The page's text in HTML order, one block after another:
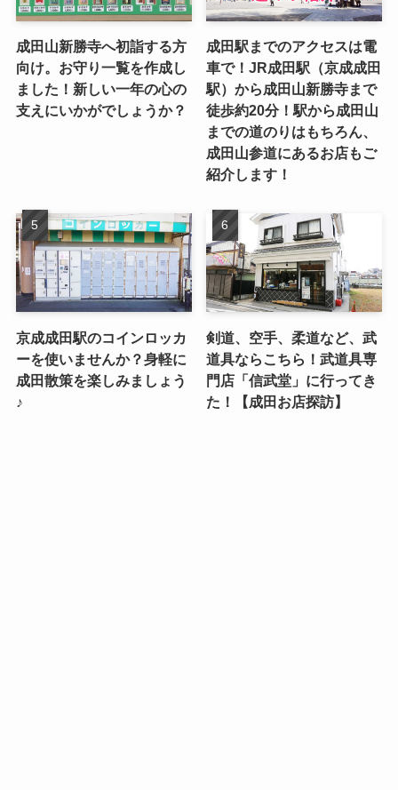
成田山新勝寺へ初詣する方
向け。お守り一覧を作成し
ました！新しい一年の心の
支えにいかがでしょうか？
成田駅までのアクセスは電
車で！JR成田駅（京成成田
駅）から成田山新勝寺まで
徒歩約20分！駅から成田山
までの道のりはもちろん、
成田山参道にあるお店もご
紹介します！
京成成田駅のコインロッカ
ーを使いませんか？身軽に
成田散策を楽しみましょう
♪
剣道、空手、柔道など、武
道具ならこちら！武道具専
門店「信武堂」に行ってき
た！【成田お店探訪】